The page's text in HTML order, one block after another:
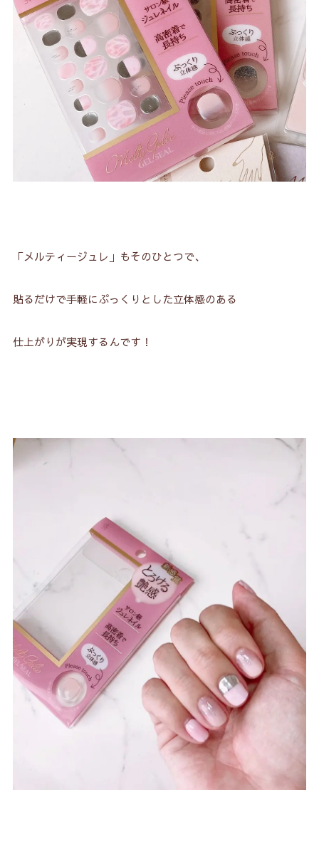
「メルティージュレ」もそのひとつで、
貼るだけで手軽にぷっくりとした立体感のある
仕上がりが実現するんです！